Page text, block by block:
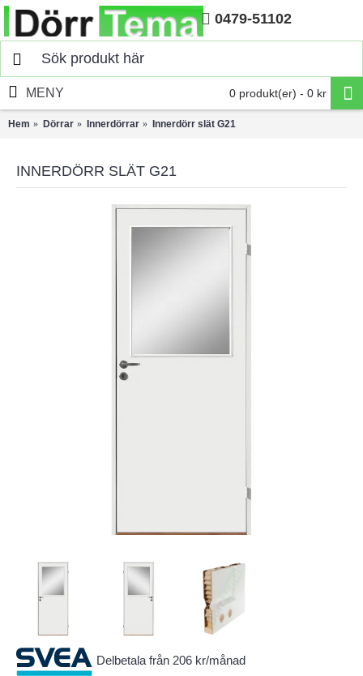
Hem 0479-51102
0 produkt(er) - 0 kr
MENY
Hem Dörrar Innerdörrar Innerdörr slät G21
INNERDÖRR SLÄT G21
Delbetala från 206 kr/månad